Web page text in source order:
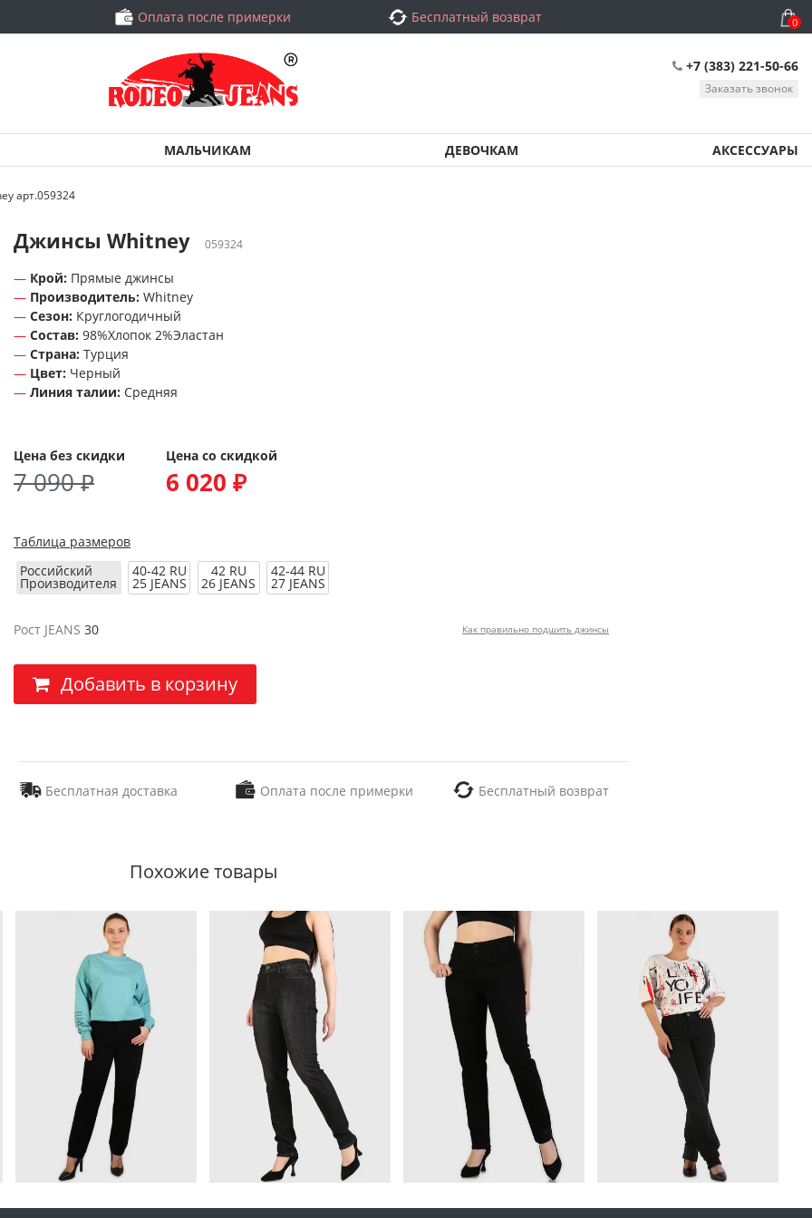
Оплата после примерки Бесплатный возврат 0
+7 (383) 221-50-66
Заказать звонок
МАЛЬЧИКАМ ДЕВОЧКАМ АКСЕССУАРЫ
арт.059324
Джинсы Whitney 059324
Крой: Прямые джинсы
Производитель: Whitney
Сезон: Круглогодичный
Состав: 98%Хлопок 2%Эластан
Страна: Турция
Цвет: Черный
Линия талии: Средняя
Цена без скидки
7 090 ₽
Цена со скидкой
6 020 ₽
Таблица размеров
Российский
Производителя
40-42 RU
25 JEANS
42 RU
26 JEANS
42-44 RU
27 JEANS
Рост JEANS 30 Как правильно подшить джинсы
Добавить в корзину
Бесплатная доставка Оплата после примерки Бесплатный возврат
Похожие товары